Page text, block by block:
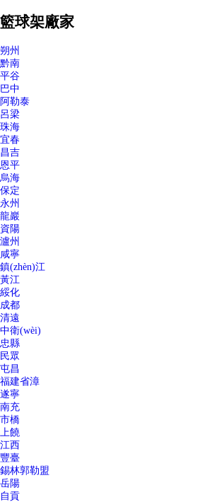
籃球架廠家
朔州
黔南
平谷
巴中
阿勒泰
呂梁
珠海
宜春
昌吉
恩平
烏海
保定
永州
龍巖
資陽
瀘州
咸寧
鎮(zhèn)江
黃江
綏化
成都
清遠
中衛(wèi)
忠縣
民眾
屯昌
福建省漳
遂寧
南充
市橋
上饒
江西
豐臺
錫林郭勒盟
岳陽
自貢